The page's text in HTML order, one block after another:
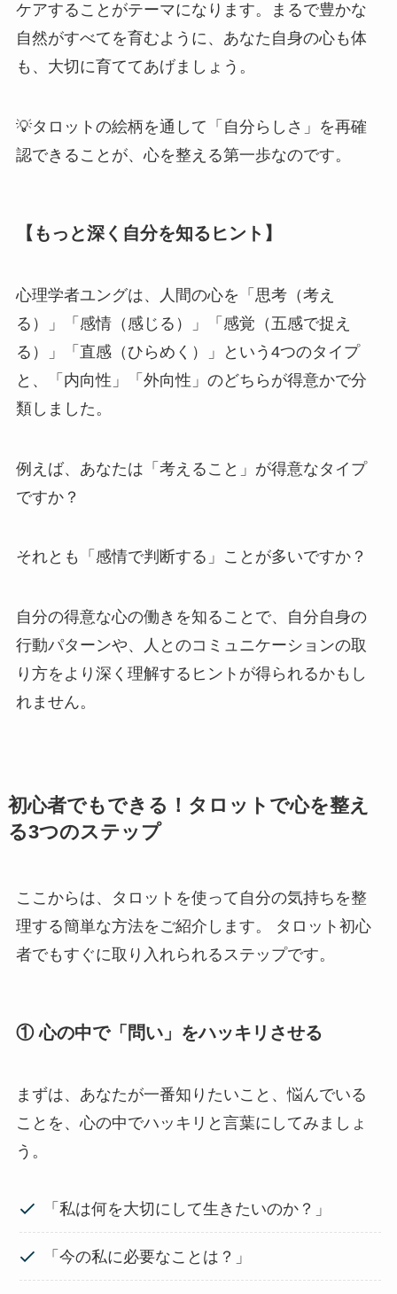
ケアすることがテーマになります。まるで豊かな
自然がすべてを育むように、あなた自身の心も体
も、大切に育ててあげましょう。
💡タロットの絵柄を通して「自分らしさ」を再確
認できることが、心を整える第一歩なのです。
【もっと深く自分を知るヒント】
心理学者ユングは、人間の心を「思考（考え
る）」「感情（感じる）」「感覚（五感で捉え
る）」「直感（ひらめく）」という4つのタイプ
と、「内向性」「外向性」のどちらが得意かで分
類しました。
例えば、あなたは「考えること」が得意なタイプ
ですか？
それとも「感情で判断する」ことが多いですか？
自分の得意な心の働きを知ることで、自分自身の
行動パターンや、人とのコミュニケーションの取
り方をより深く理解するヒントが得られるかもし
れません。
初心者でもできる！タロットで心を整え
る3つのステップ
ここからは、タロットを使って自分の気持ちを整
理する簡単な方法をご紹介します。 タロット初心
者でもすぐに取り入れられるステップです。
①心の中で「問い」をハッキリさせる
まずは、あなたが一番知りたいこと、悩んでいる
ことを、心の中でハッキリと言葉にしてみましょ
う。
「私は何を大切にして生きたいのか？」
「今の私に必要なことは？」